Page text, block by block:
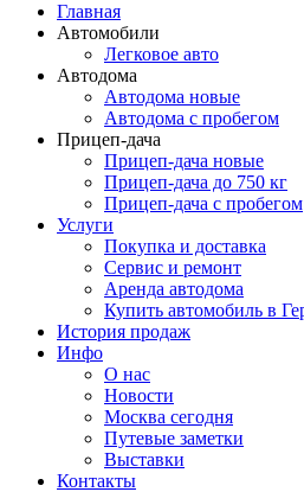
Главная
Автомобили
Легковое авто
Автодома
Автодома новые
Автодома с пробегом
Прицеп-дача
Прицеп-дача новые
Прицеп-дача до 750 кг
Прицеп-дача с пробегом
Услуги
Покупка и доставка
Сервис и ремонт
Аренда автодома
Купить автомобиль в
История продаж
Инфо
О нас
Новости
Москва сегодня
Путевые заметки
Выставки
Контакты